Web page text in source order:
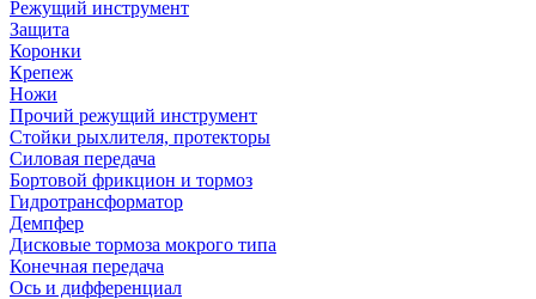
Режущий инструмент
Защита
Коронки
Крепеж
Ножи
Прочий режущий инструмент
Стойки рыхлителя, протекторы
Силовая передача
Бортовой фрикцион и тормоз
Гидротрансформатор
Демпфер
Дисковые тормоза мокрого типа
Конечная передача
Ось и дифференциал